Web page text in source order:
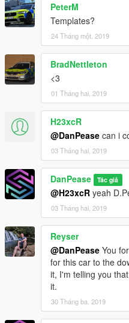
PeterM
Templates?
24 Tháng một, 2019
BradNettleton
<3
01 Tháng hai, 2019
H23xcR
@DanPease can i
03 Tháng hai, 2019
DanPease Tác giả
@H23xcR yeah
03 Tháng hai, 2019
Reyser
@DanPease You
for this car to the
it, I'm telling you
it.
30 Tháng ba, 2019